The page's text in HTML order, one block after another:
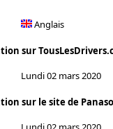
Anglais
sur
Lundi 02 mars 2020
sur le site de